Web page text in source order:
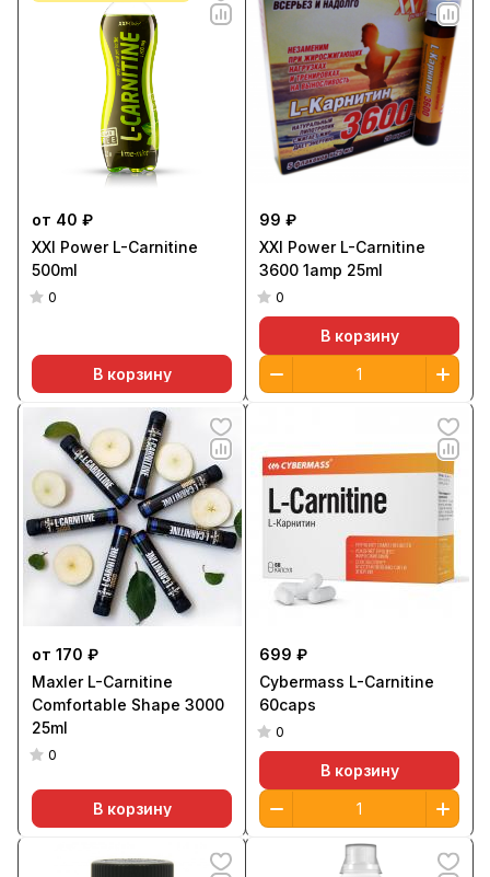
от 40 ₽
XXI Power L-Carnitine
500ml
0
В корзину
99 ₽
XXI Power L-Carnitine
3600 1amp 25ml
0
В корзину
от 170 ₽
Maxler L-Carnitine
Comfortable Shape 3000
25ml
0
В корзину
699 ₽
Cybermass L-Carnitine
60caps
0
В корзину